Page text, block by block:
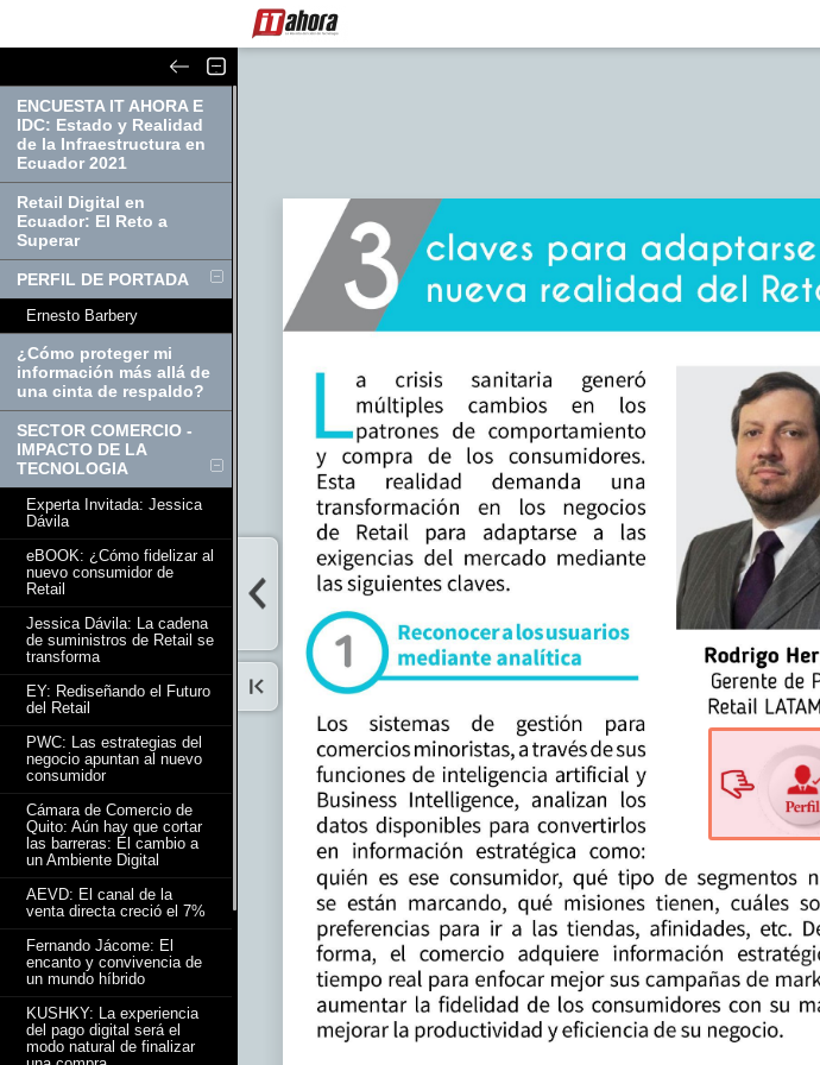
ENCUESTA IT AHORA E
IDC: Estado y Realidad
de la Infraestructura en
Ecuador 2021
Retail Digital en
Ecuador: El Reto a
Superar
PERFIL DE PORTADA
Ernesto Barbery
¿Cómo proteger mi
información más allá de
una cinta de respaldo?
SECTOR COMERCIO -
IMPACTO DE LA
TECNOLOGIA
Experta Invitada: Jessica
Dávila
eBOOK: ¿Cómo fidelizar al
nuevo consumidor de
Retail
Jessica Dávila: La cadena
de suministros de Retail se
transforma
EY: Rediseñando el Futuro
del Retail
PWC: Las estrategias del
negocio apuntan al nuevo
consumidor
Cámara de Comercio de
Quito: Aún hay que cortar
las barreras: El cambio a
un Ambiente Digital
AEVD: El canal de la
venta directa creció el 7%
Fernando Jácome: El
encanto y convivencia de
un mundo híbrido
KUSHKY: La experiencia
del pago digital será el
modo natural de finalizar